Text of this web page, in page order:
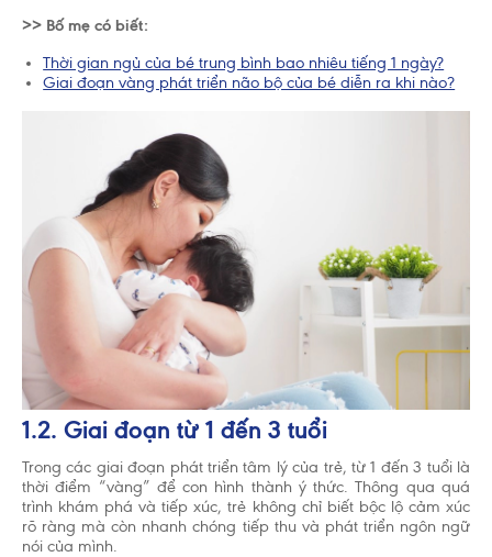
>> Bố mẹ có biết:
Thời gian ngủ của bé trung bình bao nhiêu tiếng 1 ngày?
Giai đoạn vàng phát triển não bộ của bé diễn ra khi nào?
1.2. Giai đoạn từ 1 đến 3 tuổi
Trong các giai đoạn phát triển tâm lý của trẻ, từ 1 đến 3 tuổi là
thời điểm “vàng” để con hình thành ý thức. Thông qua quá
trình khám phá và tiếp xúc, trẻ không chỉ biết bộc lộ cảm xúc
rõ ràng mà còn nhanh chóng tiếp thu và phát triển ngôn ngữ
nói của mình.
Tổ chức Y Tế Thế Giới (WHO) khuyến cáo nên nuôi
con bằng sữa mẹ cho đến khi trẻ được 2 tuổi. Cho
trẻ bú bình hoặc dùng thức ăn, thức uống khác
trong 6 tháng đầu là không cần thiết và sẽ có ảnh
hưởng không tốt đến việc nuôi con bằng sữa mẹ.
Sau sáu tháng tuổi, trẻ cần được cho ăn thức ăn bổ
sung phù hợp với lứa tuổi kết hợp với bú sữa mẹ
cho đến 2 tuổi. Hãy gặp bác sĩ để được tư vấn
trước khi quyết định dùng sản phẩm dinh dưỡng
công thức hoặc nếu bạn gặp vấn đề khi cho con
bú.